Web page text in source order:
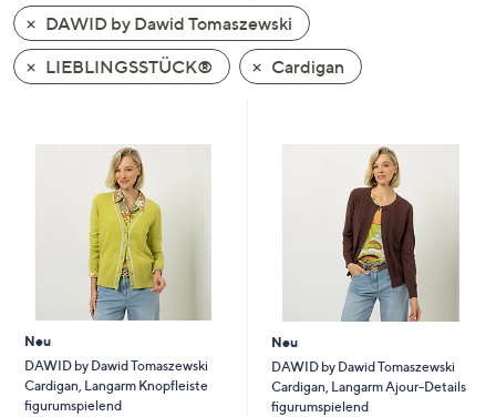
wischen
Sie
auf
nach
anzuzeigen.
DAWID by Dawid Tomaszewski
LIEBLINGSSTÜCK®
Cardigan
Neu
DAWID by Dawid Tomaszewski
Cardigan, Langarm Knopfleiste
figurumspielend
Neu
DAWID by Dawid Tomaszewski
Cardigan, Langarm Ajour-Details
figurumspielend